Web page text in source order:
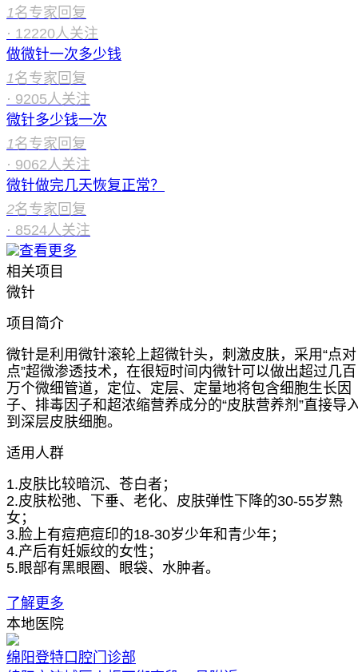
1名专家回复
· 12220人关注
做微针一次多少钱
1名专家回复
· 9205人关注
微针多少钱一次
1名专家回复
· 9062人关注
微针做完几天恢复正常？
2名专家回复
· 8524人关注
查看更多
相关项目
微针
项目简介
微针是利用微针滚轮上超微针头，刺激皮肤，采用“点对
点”超微渗透技术，在很短时间内微针可以做出超过几百
万个微细管道，定位、定层、定量地将包含细胞生长因
子、排毒因子和超浓缩营养成分的“皮肤营养剂”直接导
到深层皮肤细胞。
适用人群
1.皮肤比较暗沉、苍白者；
2.皮肤松弛、下垂、老化、皮肤弹性下降的30-55岁熟
女；
3.脸上有痘疤痘印的18-30岁少年和青少年；
4.产后有妊娠纹的女性；
5.眼部有黑眼圈、眼袋、水肿者。
了解更多
本地医院
绵阳登特口腔门诊部